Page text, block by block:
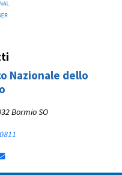
Nazionale dello
Bormio SO